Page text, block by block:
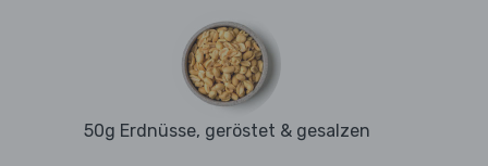
50g Erdnüsse, geröstet & gesalzen